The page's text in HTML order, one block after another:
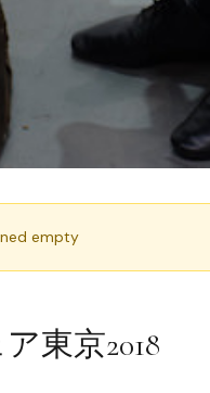
empty
東京2018